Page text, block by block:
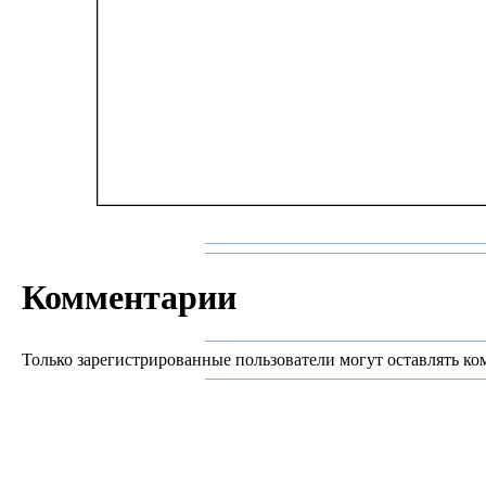
Комментарии
Только зарегистрированные пользователи могут оставлять